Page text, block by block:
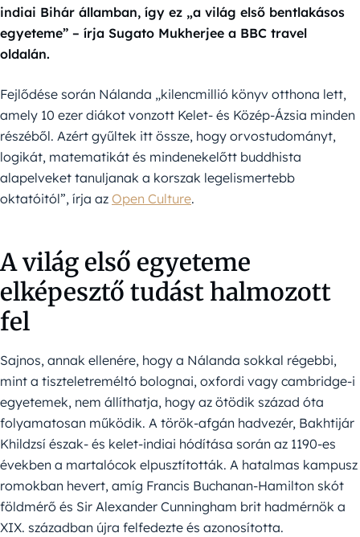
indiai Bihár államban, így ez „a világ első bentlakásos
egyeteme” – írja Sugato Mukherjee a BBC travel
oldalán.
Fejlődése során Nálanda „kilencmillió könyv otthona lett,
amely 10 ezer diákot vonzott Kelet- és Közép-Ázsia minden
részéből. Azért gyűltek itt össze, hogy orvostudományt,
logikát, matematikát és mindenekelőtt buddhista
alapelveket tanuljanak a korszak legelismertebb
oktatóitól”, írja az Open Culture.
A világ első egyeteme
elképesztő tudást halmozott
fel
Sajnos, annak ellenére, hogy a Nálanda sokkal régebbi,
mint a tiszteletreméltó bolognai, oxfordi vagy cambridge-i
egyetemek, nem állíthatja, hogy az ötödik század óta
folyamatosan működik. A török-afgán hadvezér, Bakhtijár
Khildzsí észak- és kelet-indiai hódítása során az 1190-es
években a martalócok elpusztították. A hatalmas kampusz
romokban hevert, amíg Francis Buchanan-Hamilton skót
földmérő és Sir Alexander Cunningham brit hadmérnök a
XIX. században újra felfedezte és azonosította.